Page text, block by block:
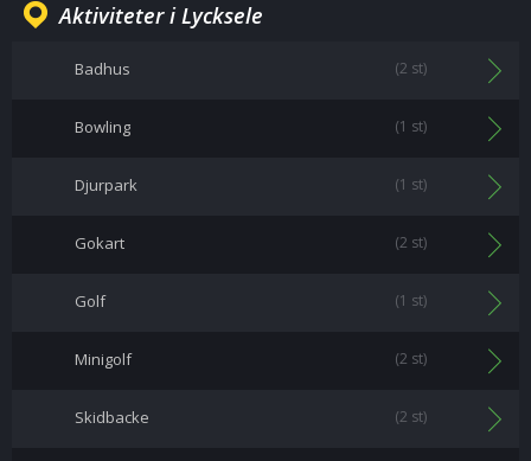
Aktiviteter i Lycksele
Badhus (2 st)
Bowling (1 st)
Djurpark (1 st)
Gokart (2 st)
Golf (1 st)
Minigolf (2 st)
Skidbacke (2 st)